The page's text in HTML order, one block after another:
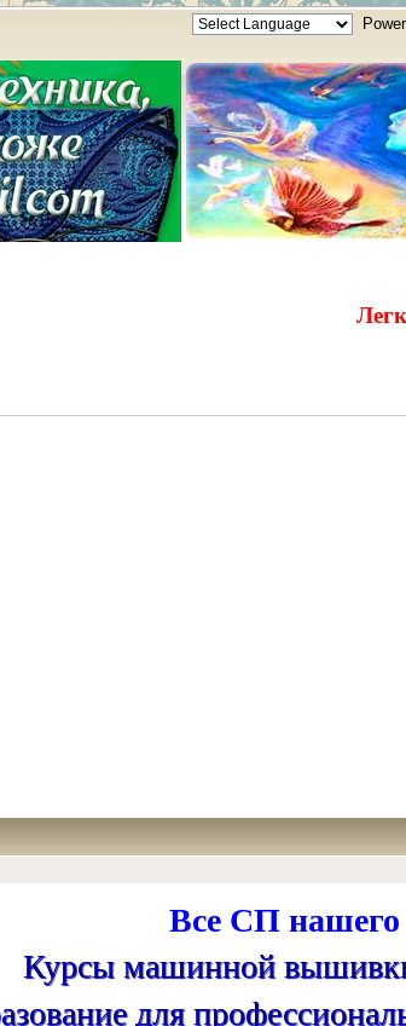
Все СП
Курсы машинной
для